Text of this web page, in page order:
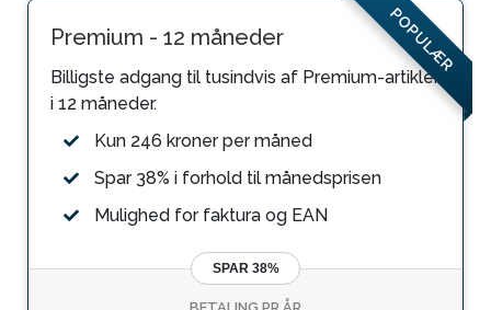
POPULÆR
Premium - 12 måneder
Billigste adgang til tusindvis af Premium-artikler
i 12 måneder.
Kun 246 kroner per måned
Spar 38% i forhold til månedsprisen
Mulighed for faktura og EAN
SPAR 38%